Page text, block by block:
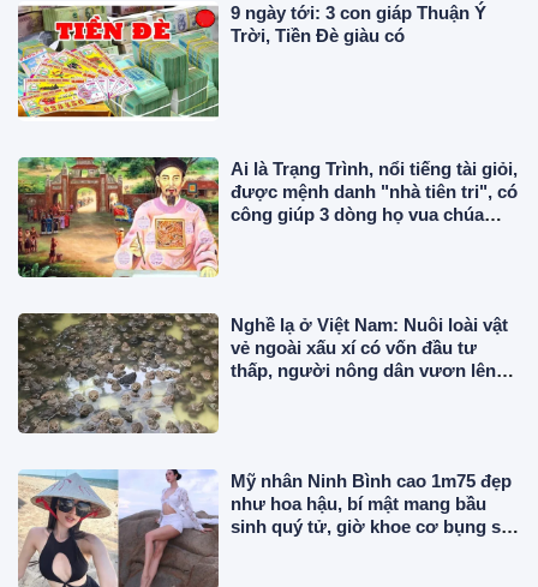
9 ngày tới: 3 con giáp Thuận Ý
Trời, Tiền Đè giàu có
Ai là Trạng Trình, nổi tiếng tài giỏi,
được mệnh danh "nhà tiên tri", có
công giúp 3 dòng họ vua chúa
Nghề lạ ở Việt Nam: Nuôi loài vật
vẻ ngoài xấu xí có vốn đầu tư
thấp, người nông dân vươn lên
Mỹ nhân Ninh Bình cao 1m75 đẹp
như hoa hậu, bí mật mang bầu
sinh quý tử, giờ khoe cơ bụng số